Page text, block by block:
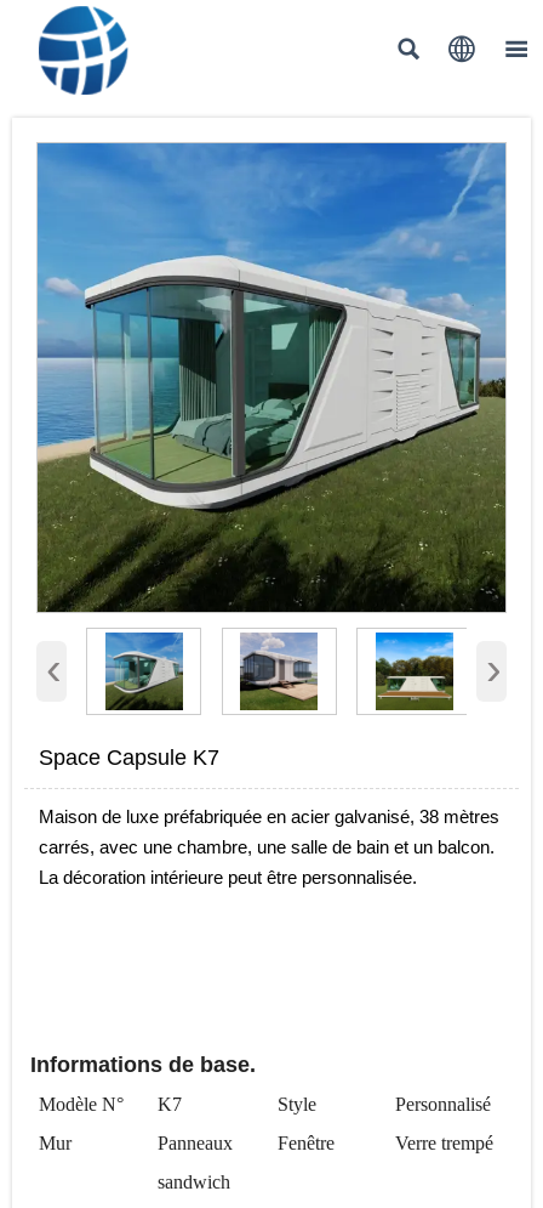
  
‹ ›
Space Capsule K7
Maison de luxe préfabriquée en acier galvanisé, 38 mètres
carrés, avec une chambre, une salle de bain et un balcon.
La décoration intérieure peut être personnalisée.
Informations de base.
Modèle N° K7 Style
Personnalisé
Mur
Panneaux
sandwich
Fenêtre Verre trempé